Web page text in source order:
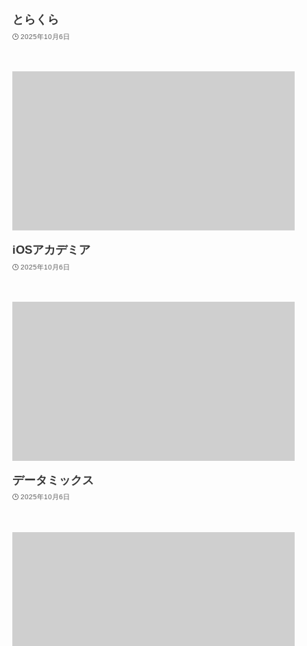
とらくら
2025年10月6日
iOSアカデミア
2025年10月6日
データミックス
2025年10月6日